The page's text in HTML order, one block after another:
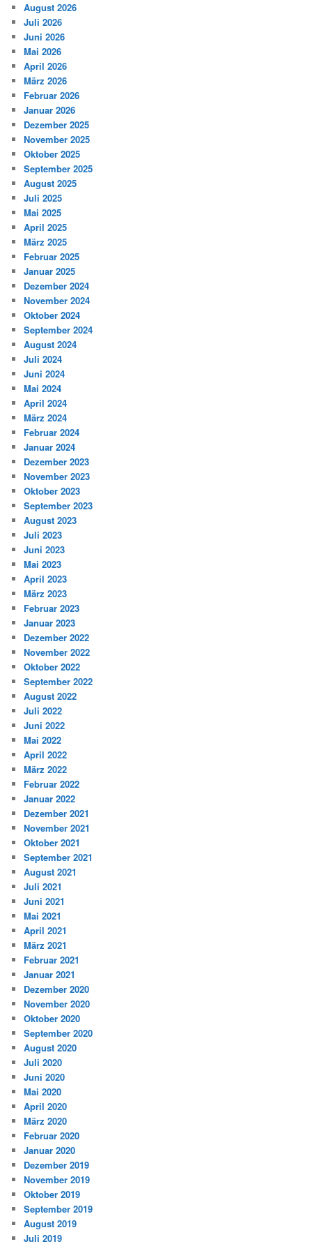
August 2026
Juli 2026
Juni 2026
Mai 2026
April 2026
März 2026
Februar 2026
Januar 2026
Dezember 2025
November 2025
Oktober 2025
September 2025
August 2025
Juli 2025
Mai 2025
April 2025
März 2025
Februar 2025
Januar 2025
Dezember 2024
November 2024
Oktober 2024
September 2024
August 2024
Juli 2024
Juni 2024
Mai 2024
April 2024
März 2024
Februar 2024
Januar 2024
Dezember 2023
November 2023
Oktober 2023
September 2023
August 2023
Juli 2023
Juni 2023
Mai 2023
April 2023
März 2023
Februar 2023
Januar 2023
Dezember 2022
November 2022
Oktober 2022
September 2022
August 2022
Juli 2022
Juni 2022
Mai 2022
April 2022
März 2022
Februar 2022
Januar 2022
Dezember 2021
November 2021
Oktober 2021
September 2021
August 2021
Juli 2021
Juni 2021
Mai 2021
April 2021
März 2021
Februar 2021
Januar 2021
Dezember 2020
November 2020
Oktober 2020
September 2020
August 2020
Juli 2020
Juni 2020
Mai 2020
April 2020
März 2020
Februar 2020
Januar 2020
Dezember 2019
November 2019
Oktober 2019
September 2019
August 2019
Juli 2019